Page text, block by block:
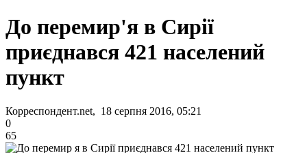
До перемир'я в Сирії
приєднався 421 населений
пункт
Корреспондент.net, 18 серпня 2016, 05:21
0
65